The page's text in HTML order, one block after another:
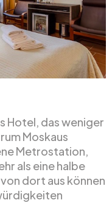
Hotel, das weniger
Moskaus
Metrostation,
als eine halbe
dort aus können